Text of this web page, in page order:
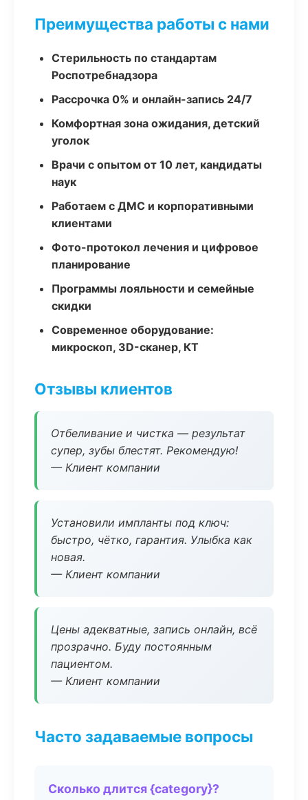
Преимущества работы с нами
Стерильность по стандартам
Роспотребнадзора
Рассрочка 0% и онлайн-запись 24/7
Комфортная зона ожидания, детский
уголок
Врачи с опытом от 10 лет, кандидаты
наук
Работаем с ДМС и корпоративными
клиентами
Фото-протокол лечения и цифровое
планирование
Программы лояльности и семейные
скидки
Современное оборудование:
микроскоп, 3D-сканер, КТ
Отзывы клиентов
Отбеливание и чистка — результат
супер, зубы блестят. Рекомендую!
— Клиент компании
Установили импланты под ключ:
быстро, чётко, гарантия. Улыбка как
новая.
— Клиент компании
Цены адекватные, запись онлайн, всё
прозрачно. Буду постоянным
пациентом.
— Клиент компании
Часто задаваемые вопросы
Сколько длится {category}?